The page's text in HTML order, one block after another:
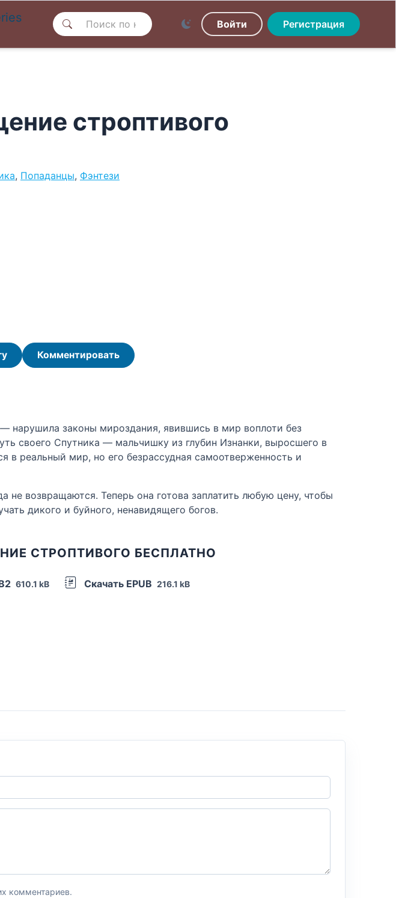
Войти Регистрация
строптивого
, Попаданцы, Фэнтези
Комментировать
нарушила законы мироздания, явившись в мир воплоти без
своего Спутника — мальчишку из глубин Изнанки, выросшего в
в реальный мир, но его безрассудная самоотверженность и
возвращаются. Теперь она готова заплатить любую цену, чтобы
дикого и буйного, ненавидящего богов.
СТРОПТИВОГО БЕСПЛАТНО
610.1 kB Скачать EPUB 216.1 kB
комментариев.